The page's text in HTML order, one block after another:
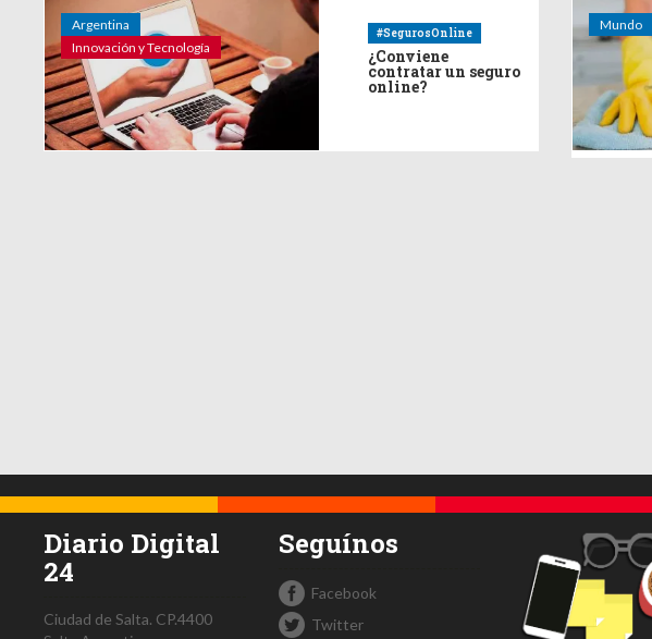
Argentina
Innovación y Tecnología
#SegurosOnline
¿Conviene
contratar un seguro
online?
Mundo
Diario Digital
24
Ciudad de Salta. CP.4400
Seguínos
Facebook
Twitter